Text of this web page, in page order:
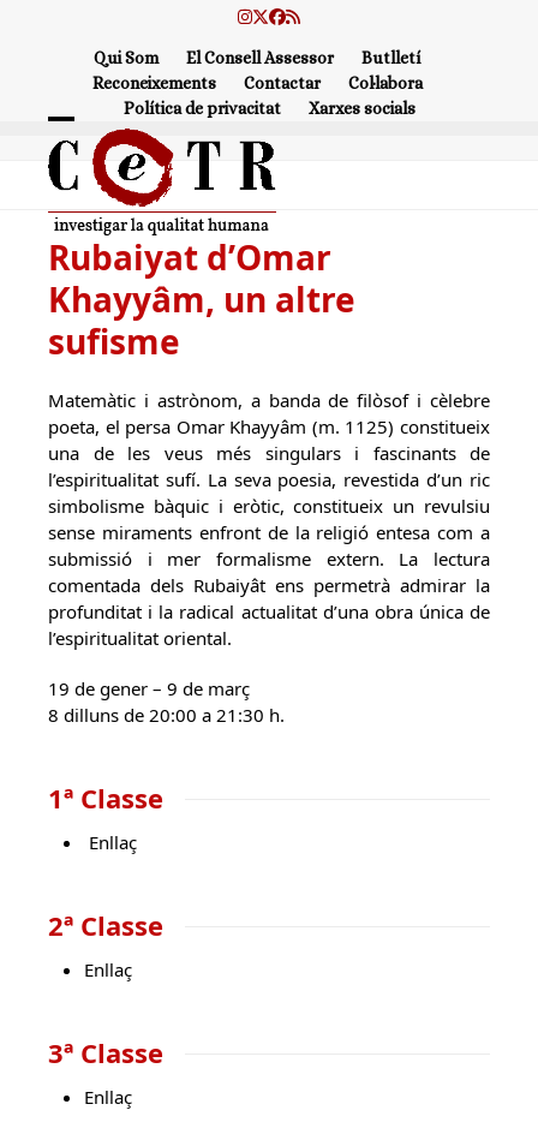
Instagram
Twitter
Facebook
RSS
Qui Som El Consell Assessor
Butlletí
Reconeixements
Contactar
Col·labora
Política de privacitat
Xarxes socials
Open
mobile
menu
Close
mobile
menu
Rubaiyat d’Omar
Khayyâm, un altre
sufisme
Matemàtic i astrònom, a banda de filòsof i cèlebre
poeta, el persa Omar Khayyâm (m. 1125) constitueix
una de les veus més singulars i fascinants de
l’espiritualitat sufí. La seva poesia, revestida d’un ric
simbolisme bàquic i eròtic, constitueix un revulsiu
sense miraments enfront de la religió entesa com a
submissió i mer formalisme extern. La lectura
comentada dels Rubaiyât ens permetrà admirar la
profunditat i la radical actualitat d’una obra única de
l’espiritualitat oriental.
19 de gener – 9 de març
8 dilluns de 20:00 a 21:30 h.
1ª Classe
Enllaç
2ª Classe
Enllaç
3ª Classe
Enllaç